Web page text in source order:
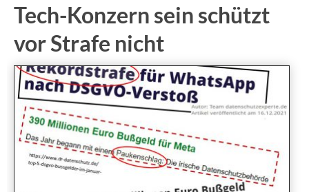
Tech-Konzern sein schützt
vor Strafe nicht